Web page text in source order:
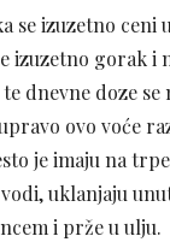
se izuzetno
izuzetno gorak i
dnevne doze
ovo voće
je imaju na
uklanjaju
i prže u ulju.